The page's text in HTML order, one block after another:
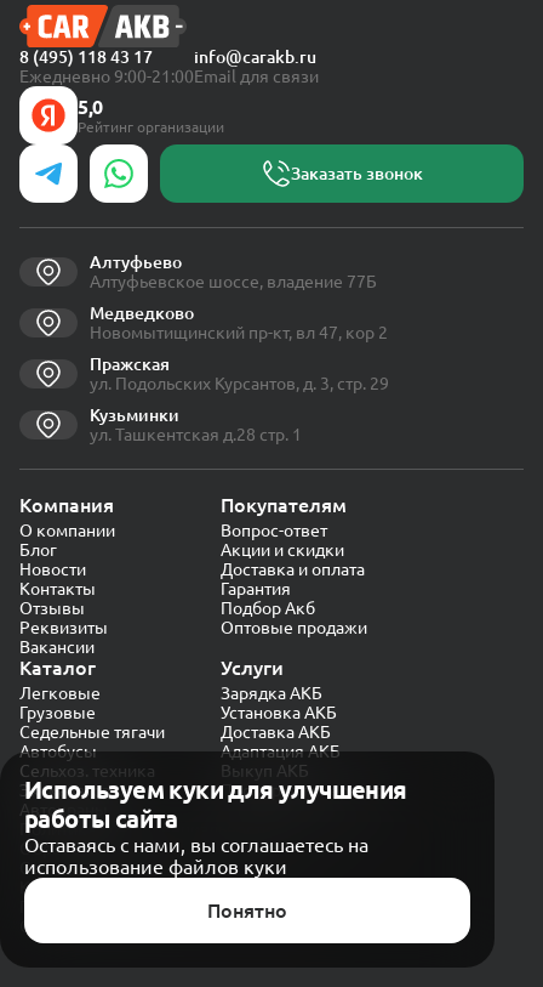
Используем куки для улучшения
работы сайта
Оставаясь с нами, вы соглашаетесь на
использование файлов куки
Понятно
8 (495) 118 43 17
Ежедневно 9:00-21:00
info@carakb.ru
Email для связи
5,0
Рейтинг организации
Заказать звонок
Алтуфьево
Алтуфьевское шоссе, владение 77Б
Медведково
Новомытищинский пр-кт, вл 47, кор 2
Пражская
ул. Подольских Курсантов, д. 3, стр. 29
Кузьминки
ул. Ташкентская д.28 стр. 1
Компания
О компании
Блог
Новости
Контакты
Отзывы
Реквизиты
Вакансии
Покупателям
Вопрос-ответ
Акции и скидки
Доставка и оплата
Гарантия
Подбор Акб
Оптовые продажи
Каталог
Легковые
Грузовые
Седельные тягачи
Автобусы
Сельхоз. техника
Экскаваторы
Автокраны
Услуги
Зарядка АКБ
Установка АКБ
Доставка АКБ
Адаптация АКБ
Выкуп АКБ
Проверка генератора
Политика конфиденциальности
Обработка персональных данных
Согласие на обработку в «Яндекс.Метрика»
Карта сайта
© CARAKB 2026. Все права защищены